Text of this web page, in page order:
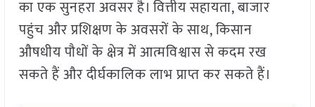
का एक सुनहरा अवसर है। वित्तीय सहायता, बाजार
पहुंच और प्रशिक्षण के अवसरों के साथ, किसान
औषधीय पौधों के क्षेत्र में आत्मविश्वास से कदम रख
सकते हैं और दीर्घकालिक लाभ प्राप्त कर सकते हैं।